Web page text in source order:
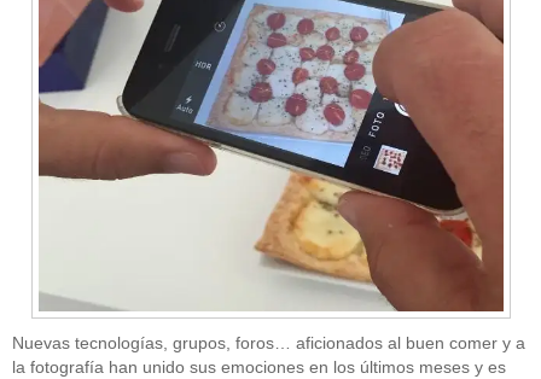
Nuevas tecnologías, grupos, foros… aficionados al buen comer y a
la fotografía han unido sus emociones en los últimos meses y es